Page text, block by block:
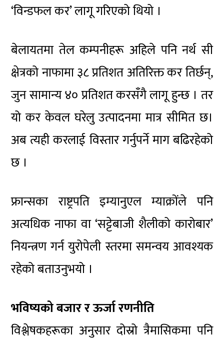
‘विन्डफल कर’ लागू गरिएको थियो ।
बेलायतमा तेल कम्पनीहरू अहिले पनि नर्थ सी
क्षेत्रको नाफामा ३८ प्रतिशत अतिरिक्त कर तिर्छन्,
जुन सामान्य ४० प्रतिशत करसँगै लागू हुन्छ । तर
यो कर केवल घरेलु उत्पादनमा मात्र सीमित छ।
अब त्यही करलाई विस्तार गर्नुपर्ने माग बढिरहेको
छ ।
फ्रान्सका राष्ट्रपति इम्यानुएल म्याक्रोंले पनि
अत्यधिक नाफा वा ‘सट्टेबाजी शैलीको कारोबार’
नियन्त्रण गर्न युरोपेली स्तरमा समन्वय आवश्यक
रहेको बताउनुभयो ।
भविष्यको बजार र ऊर्जा रणनीति
विश्लेषकहरूका अनुसार दोस्रो त्रैमासिकमा पनि